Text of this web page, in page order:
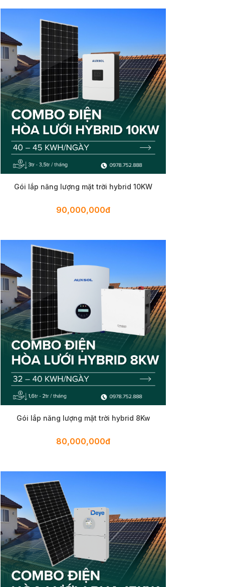
Gói lắp năng lượng mặt trời hybrid 10KW
90,000,000đ
Gói lắp năng lượng mặt trời hybrid 8Kw
80,000,000đ